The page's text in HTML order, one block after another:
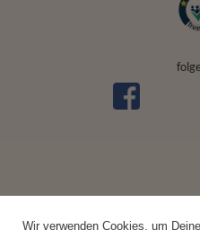
Wir verwenden Cookies, um